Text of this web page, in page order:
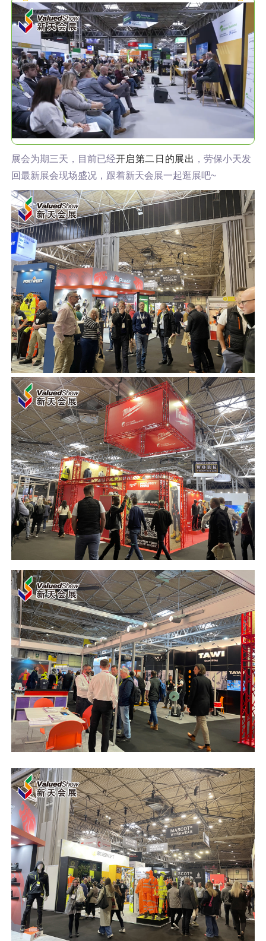
展会为期三天，目前已经开启第二日的展出 ，劳保小天发
回最新展会现场盛况，跟着新天会展一起逛展吧~